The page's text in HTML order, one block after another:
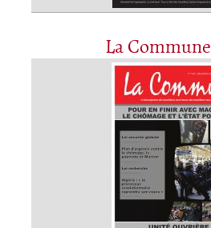
La Commune